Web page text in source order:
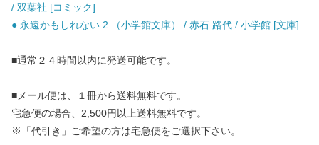
/ 双葉社 [コミック]
● 永遠かもしれない 2 （小学館文庫） / 赤石 路代 / 小学館 [文庫]
■通常２４時間以内に発送可能です。
■メール便は、１冊から送料無料です。
宅急便の場合、2,500円以上送料無料です。
※「代引き」ご希望の方は宅急便をご選択下さい。